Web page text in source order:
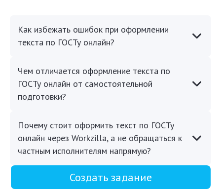
Как избежать ошибок при оформлении
текста по ГОСТу онлайн?
Чем отличается оформление текста по
ГОСТу онлайн от самостоятельной
подготовки?
Почему стоит оформить текст по ГОСТу
онлайн через Workzilla, а не обращаться к
частным исполнителям напрямую?
Создать задание